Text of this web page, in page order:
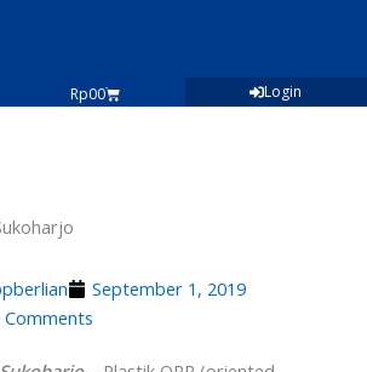
Rp00
Cart Login
September 1, 2019
Comments